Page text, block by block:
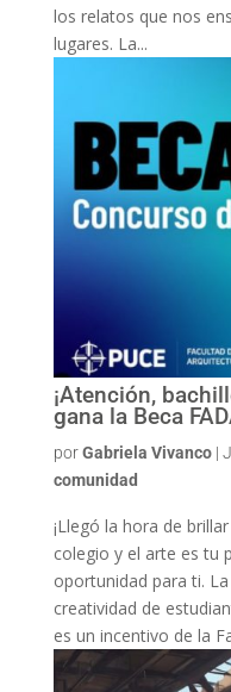
los relatos que nos
lugares. La...
¡Atención,
gana la Beca
porGabriela Vivanco|
comunidad
¡Llegó la hora de
colegio y el arte es tu
oportunidad para ti.
creatividad de
es un incentivo de la